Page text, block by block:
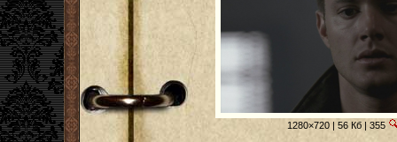
1280×720 | 56 Кб | 355